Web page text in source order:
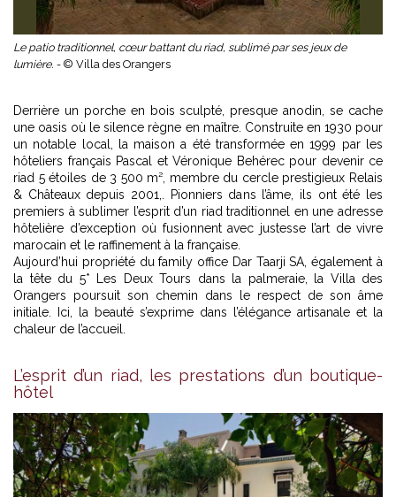
Le patio traditionnel, cœur battant du riad, sublimé par ses jeux de
lumière. - © Villa des Orangers
Derrière un porche en bois sculpté, presque anodin, se cache
une oasis où le silence règne en maître. Construite en 1930 pour
un notable local, la maison a été transformée en 1999 par les
hôteliers français Pascal et Véronique Behérec pour devenir ce
riad 5 étoiles de 3 500 m², membre du cercle prestigieux Relais
& Châteaux depuis 2001,. Pionniers dans l’âme, ils ont été les
premiers à sublimer l’esprit d’un riad traditionnel en une adresse
hôtelière d’exception où fusionnent avec justesse l’art de vivre
marocain et le raffinement à la française.
Aujourd’hui propriété du family office Dar Taarji SA, également à
la tête du 5* Les Deux Tours dans la palmeraie, la Villa des
Orangers poursuit son chemin dans le respect de son âme
initiale. Ici, la beauté s’exprime dans l’élégance artisanale et la
chaleur de l’accueil.
L’esprit d’un riad, les prestations d’un boutique-
hôtel